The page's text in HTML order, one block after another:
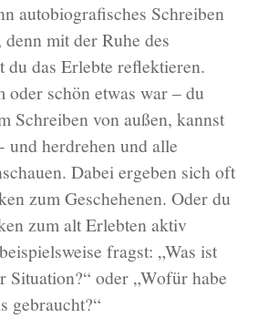
autobiografisches Schreiben
mit der Ruhe des
du das Erlebte reflektieren.
oder schön etwas war – du
Schreiben von außen, kannst
und herdrehen und alle
Dabei ergeben sich oft
zum Geschehenen. Oder du
zum alt Erlebten aktiv
fragst: „Was ist
Situation?“ oder „Wofür habe
gebraucht?“